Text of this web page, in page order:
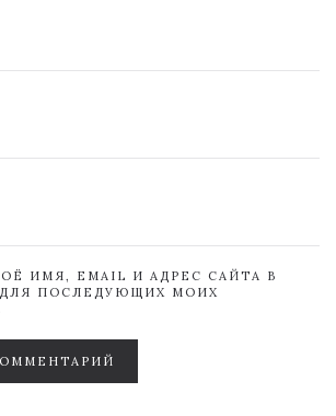
ИМЯ, EMAIL И АДРЕС САЙТА В
ДЛЯ ПОСЛЕДУЮЩИХ МОИХ